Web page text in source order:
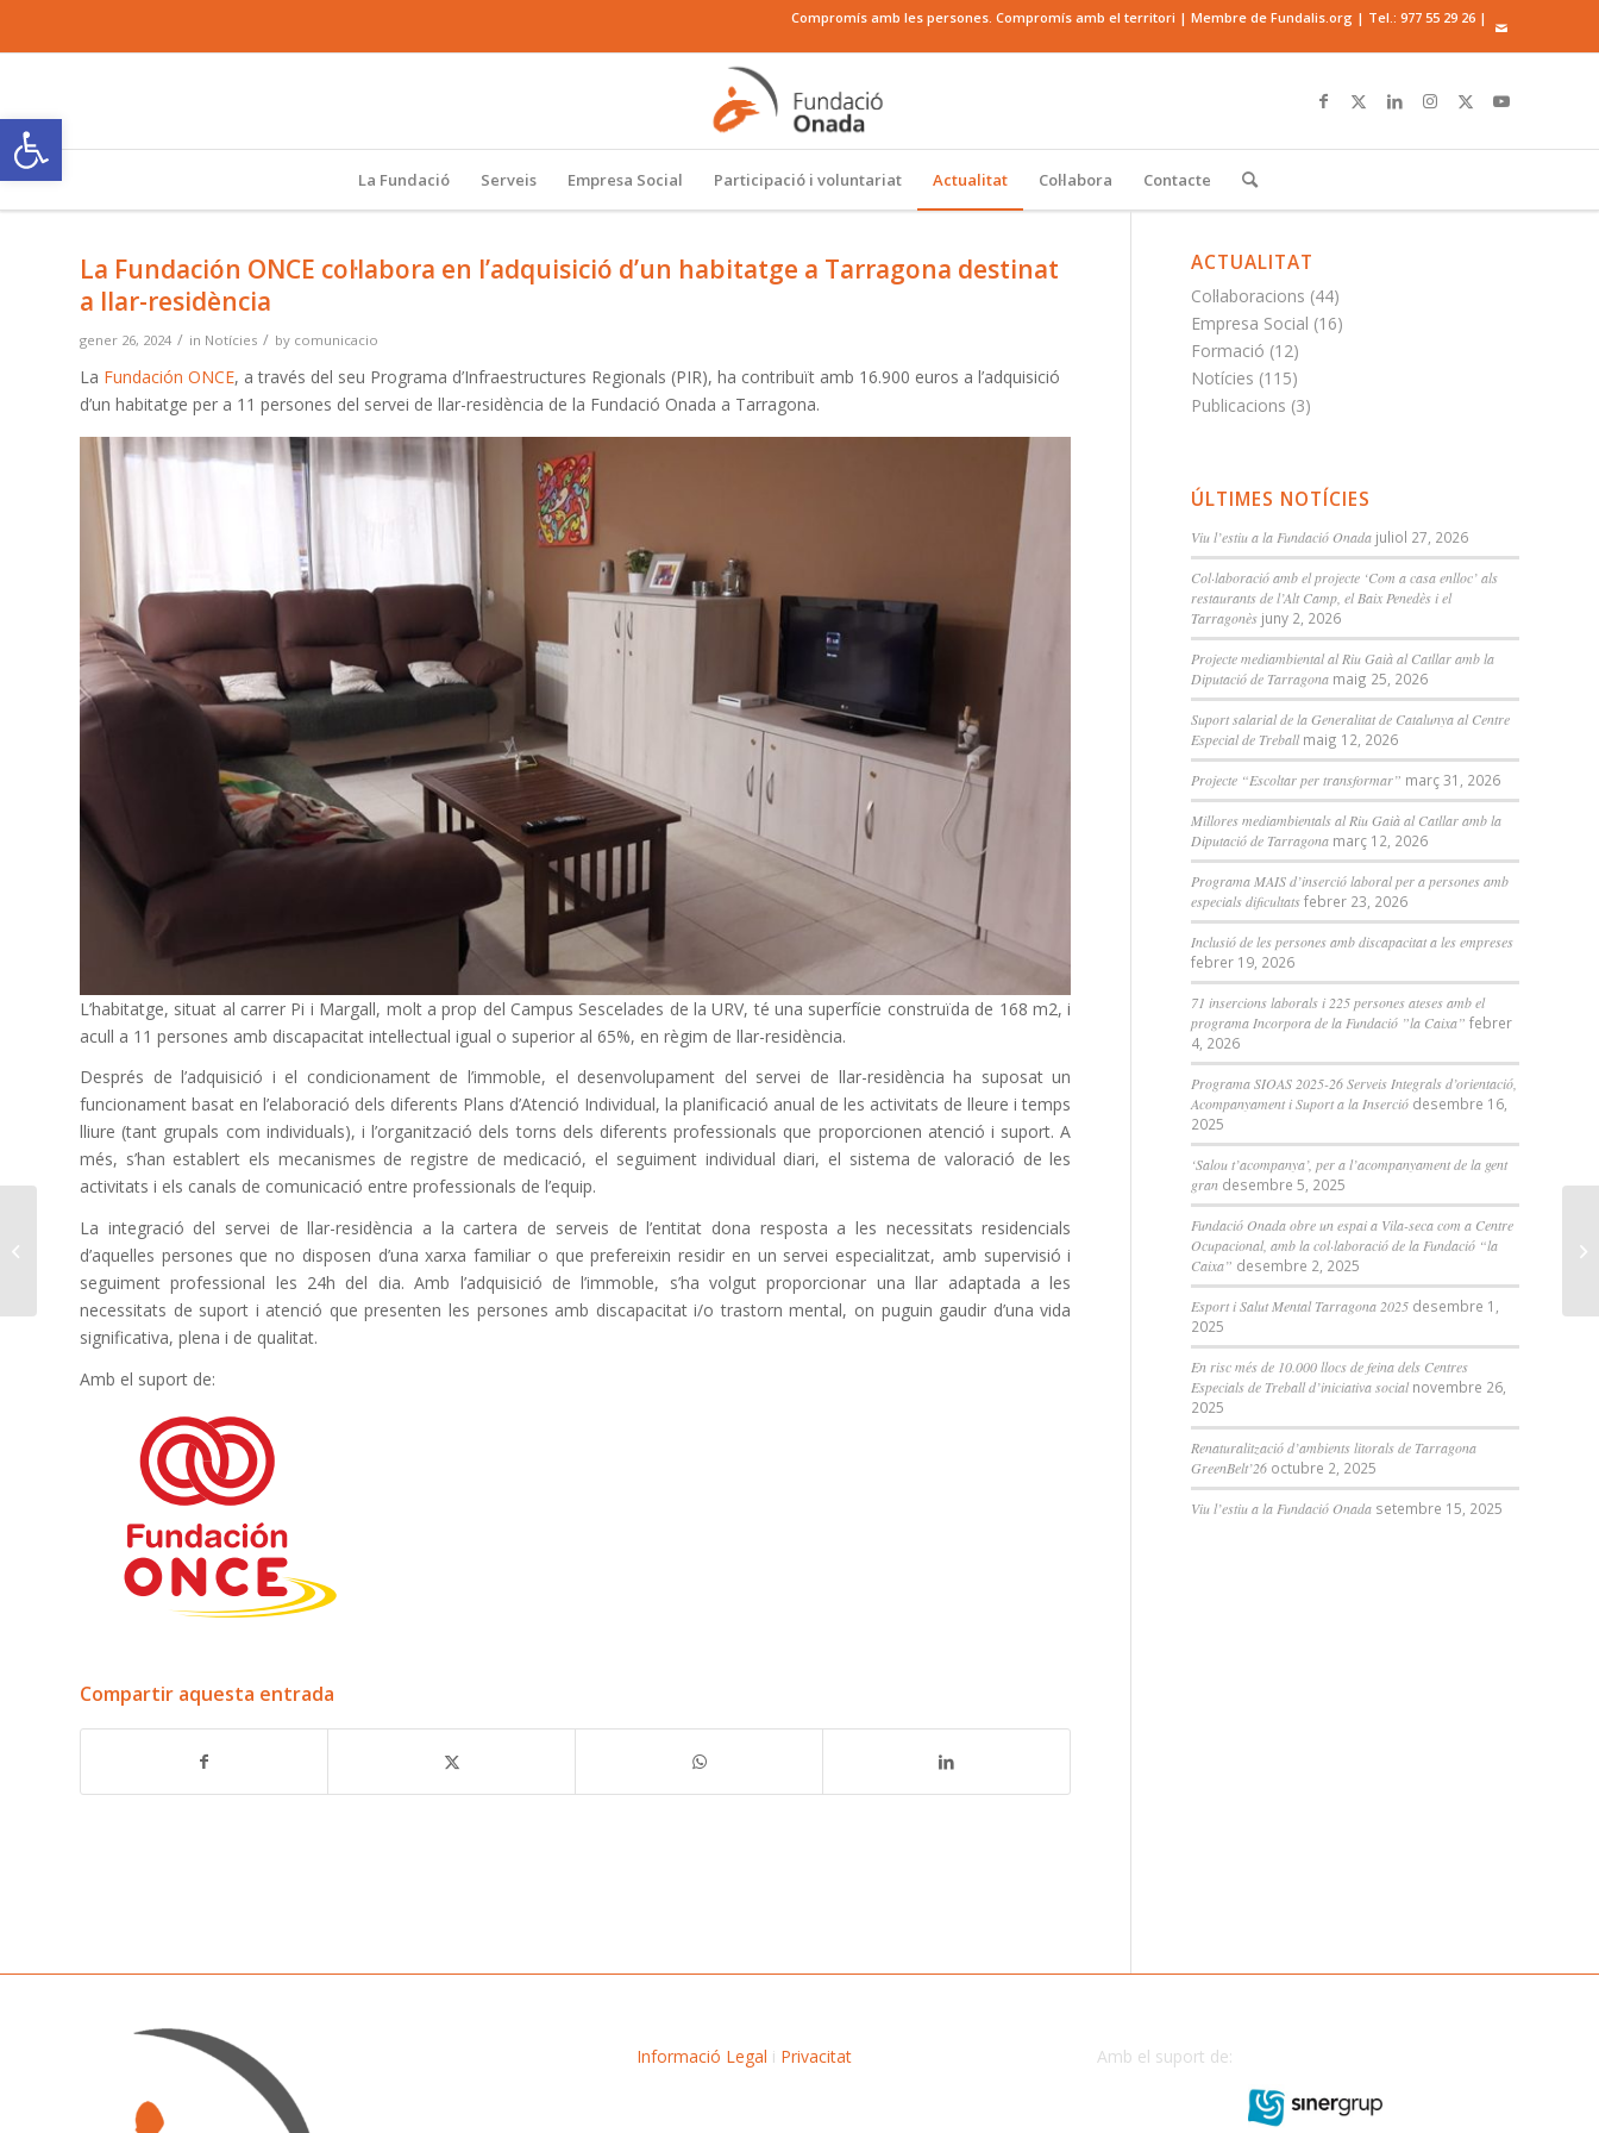
Obre la barra d'eines
Compromís amb les persones. Compromís amb el territori | Membre de Fundalis.org | Tel.: 977 55 29 26 |
La Fundació Serveis Empresa Social Participació i voluntariat Actualitat Col·labora Contacte
La Fundación ONCE col·labora en l’adquisició d’un habitatge a Tarragona destinat
a llar-residència
gener 26, 2024 / in Notícies / by comunicacio
La Fundación ONCE, a través del seu Programa d’Infraestructures Regionals (PIR), ha contribuït amb 16.900 euros a l’adquisició
d’un habitatge per a 11 persones del servei de llar-residència de la Fundació Onada a Tarragona.
L’habitatge, situat al carrer Pi i Margall, molt a prop del Campus Sescelades de la URV, té una superfície construïda de 168 m2, i
acull a 11 persones amb discapacitat intel·lectual igual o superior al 65%, en règim de llar-residència.
Després de l’adquisició i el condicionament de l’immoble, el desenvolupament del servei de llar-residència ha suposat un
funcionament basat en l’elaboració dels diferents Plans d’Atenció Individual, la planificació anual de les activitats de lleure i temps
lliure (tant grupals com individuals), i l’organització dels torns dels diferents professionals que proporcionen atenció i suport. A
més, s’han establert els mecanismes de registre de medicació, el seguiment individual diari, el sistema de valoració de les
activitats i els canals de comunicació entre professionals de l’equip.
La integració del servei de llar-residència a la cartera de serveis de l’entitat dona resposta a les necessitats residencials
d’aquelles persones que no disposen d’una xarxa familiar o que prefereixin residir en un servei especialitzat, amb supervisió i
seguiment professional les 24h del dia. Amb l’adquisició de l’immoble, s’ha volgut proporcionar una llar adaptada a les
necessitats de suport i atenció que presenten les persones amb discapacitat i/o trastorn mental, on puguin gaudir d’una vida
significativa, plena i de qualitat.
Amb el suport de:
Compartir aquesta entrada
ACTUALITAT
Col·laboracions (44)
Empresa Social (16)
Formació (12)
Notícies (115)
Publicacions (3)
ÚLTIMES NOTÍCIES
Viu l’estiu a la Fundació Onada juliol 27, 2026
Col·laboració amb el projecte ‘Com a casa enlloc’ als
restaurants de l’Alt Camp, el Baix Penedès i el
Tarragonès juny 2, 2026
Projecte mediambiental al Riu Gaià al Catllar amb la
Diputació de Tarragona maig 25, 2026
Suport salarial de la Generalitat de Catalunya al Centre
Especial de Treball maig 12, 2026
Projecte “Escoltar per transformar” març 31, 2026
Millores mediambientals al Riu Gaià al Catllar amb la
Diputació de Tarragona març 12, 2026
Programa MAIS d’inserció laboral per a persones amb
especials dificultats febrer 23, 2026
Inclusió de les persones amb discapacitat a les empreses
febrer 19, 2026
71 insercions laborals i 225 persones ateses amb el
programa Incorpora de la Fundació ”la Caixa” febrer
4, 2026
Programa SIOAS 2025-26 Serveis Integrals d’orientació,
Acompanyament i Suport a la Inserció desembre 16,
2025
‘Salou t’acompanya’, per a l’acompanyament de la gent
gran desembre 5, 2025
Fundació Onada obre un espai a Vila-seca com a Centre
Ocupacional, amb la col·laboració de la Fundació “la
Caixa” desembre 2, 2025
Esport i Salut Mental Tarragona 2025 desembre 1,
2025
En risc més de 10.000 llocs de feina dels Centres
Especials de Treball d’iniciativa social novembre 26,
2025
Renaturalització d’ambients litorals de Tarragona
GreenBelt’26 octubre 2, 2025
Viu l’estiu a la Fundació Onada setembre 15, 2025
Informació Legal i Privacitat Amb el suport de:
Mentoria Social i
voluntariat corporatiu
amb Vopak Terquimsa